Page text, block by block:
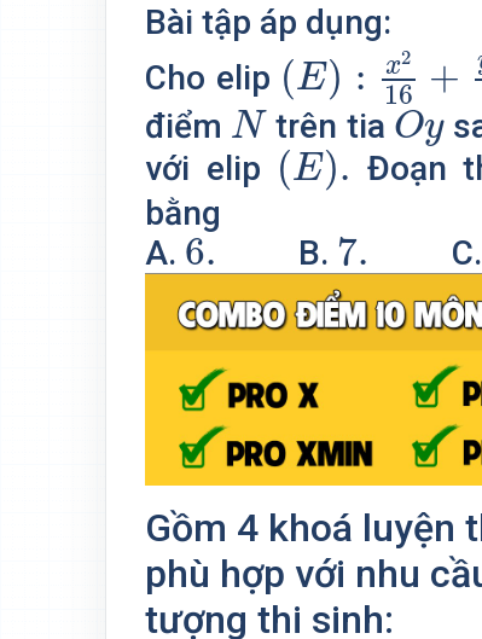
Bài tập áp dụng:
Cho elip (E) : x2
16 +
(E):x216
điểm N
N trên tia Oy
Oy
với elip (E).
(E). Đoạn
bằng
A. 6.
6. B. 7.
7. C.
Gồm 4 khoá luyện
phù hợp với nhu
tượng thi sinh: